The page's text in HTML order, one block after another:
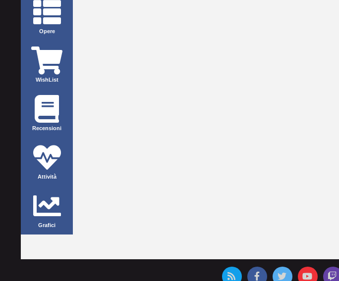
Opere
WishList
Recensioni
Attività
Grafici